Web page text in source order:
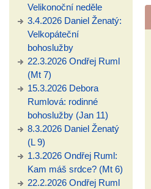
Velikonoční neděle
3.4.2026 Daniel Ženatý:
Velkopáteční
bohoslužby
22.3.2026 Ondřej Ruml
(Mt 7)
15.3.2026 Debora
Rumlová: rodinné
bohoslužby (Jan 11)
8.3.2026 Daniel Ženatý
(L 9)
1.3.2026 Ondřej Ruml:
Kam máš srdce? (Mt 6)
22.2.2026 Ondřej Ruml